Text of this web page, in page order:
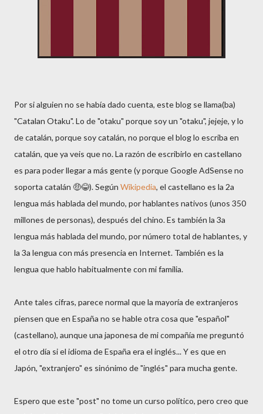
Por si alguien no se había dado cuenta, este blog se llama(ba)
"Catalan Otaku". Lo de "otaku" porque soy un "otaku", jejeje, y lo
de catalán, porque soy catalán, no porque el blog lo escriba en
catalán, que ya veis que no. La razón de escribirlo en castellano
es para poder llegar a más gente (y porque Google AdSense no
soporta catalán 🤑😂). Según Wikipedia, el castellano es la 2a
lengua más hablada del mundo, por hablantes nativos (unos 350
millones de personas), después del chino. Es también la 3a
lengua más hablada del mundo, por número total de hablantes, y
la 3a lengua con más presencia en Internet. También es la
lengua que hablo habitualmente con mi familia.
Ante tales cifras, parece normal que la mayoría de extranjeros
piensen que en España no se hable otra cosa que "español"
(castellano), aunque una japonesa de mi compañía me preguntó
el otro día si el idioma de España era el inglés... Y es que en
Japón, "extranjero" es sinónimo de "inglés" para mucha gente.
Espero que este "post" no tome un curso político, pero creo que